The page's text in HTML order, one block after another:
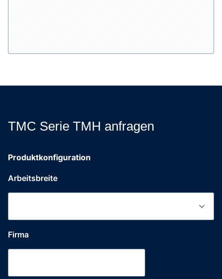
TMC Serie TMH anfragen
Produktkonfiguration
Arbeitsbreite
Firma